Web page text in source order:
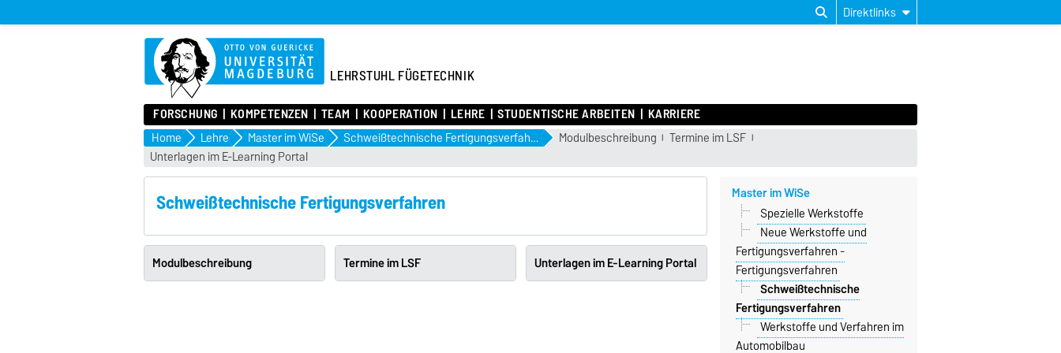
Direktlinks
LEHRSTUHL FÜGETECHNIK
FORSCHUNG KOMPETENZEN TEAM KOOPERATION LEHRE STUDENTISCHE ARBEITEN KARRIERE
Home Lehre Master im WiSe Schweißtechnische Fertigungsverfahren Modulbeschreibung
Termine im LSF
Unterlagen im E-Learning Portal
Schweißtechnische Fertigungsverfahren
Modulbeschreibung Termine im LSF Unterlagen im E-Learning Portal
Master im WiSe
Spezielle Werkstoffe
Neue Werkstoffe und
Fertigungsverfahren -
Fertigungsverfahren
Schweißtechnische
Fertigungsverfahren
Werkstoffe und Verfahren im
Automobilbau